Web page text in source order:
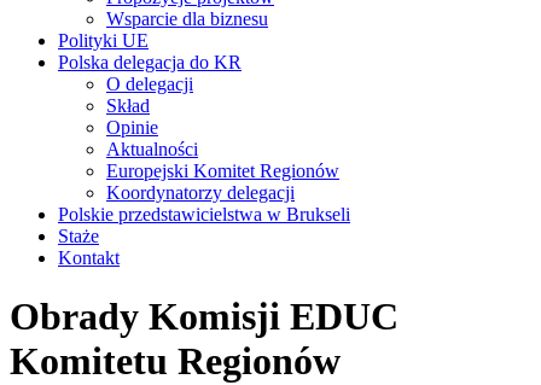
Wsparcie dla biznesu
Polityki UE
Polska delegacja do KR
O delegacji
Skład
Opinie
Aktualności
Europejski Komitet Regionów
Koordynatorzy delegacji
Polskie przedstawicielstwa w Brukseli
Staże
Kontakt
Obrady Komisji EDUC
Komitetu Regionów